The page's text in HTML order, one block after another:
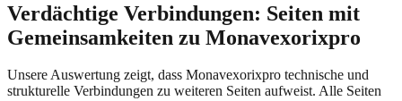
Verdächtige Verbindungen: Seiten mit
Gemeinsamkeiten zu Monavexorixpro
Unsere Auswertung zeigt, dass Monavexorixpro technische und
strukturelle Verbindungen zu weiteren Seiten aufweist. Alle Seiten